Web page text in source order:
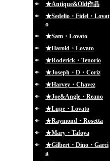
★Antique&Old作品
★Sedelio・Fidel・Lovat
o
★Sam・Lovato
★Harold・Lovato
★Roderick・Tenorio
★Joseph・D・Coriz
★Harvey・Chavez
★Joe&Angle・Reano
★Lupe・Lovato
★Raymond・Rosetta
★Mary・Tafoya
★Gilbert・Dino・Garci
a